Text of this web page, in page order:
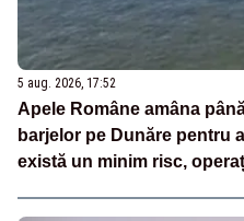
5 aug. 2026, 17:52
Apele Române amâna
barjelor pe Dunăre pentru
există un minim risc,